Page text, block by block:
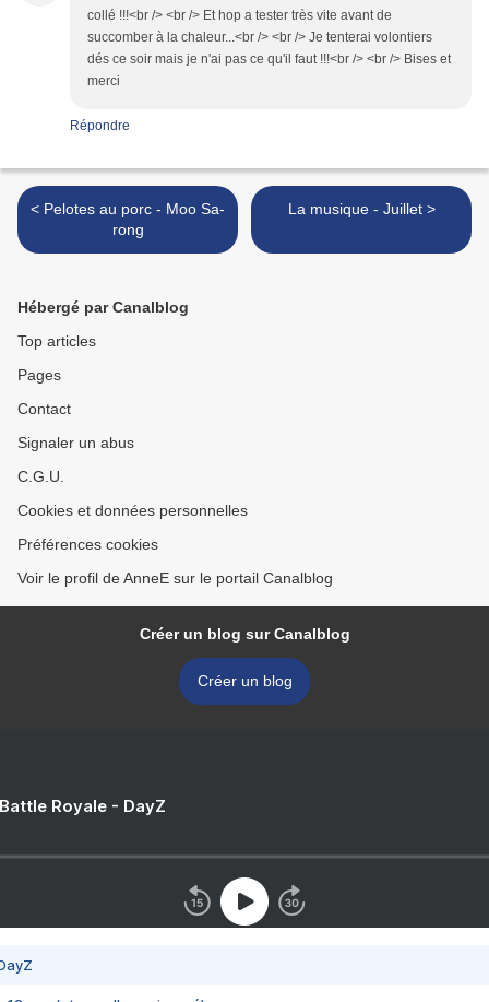
collé !!!<br /> <br /> Et hop a tester très vite avant de
succomber à la chaleur...<br /> <br /> Je tenterai volontiers
dés ce soir mais je n'ai pas ce qu'il faut !!!<br /> <br /> Bises et
merci
Répondre
< Pelotes au porc - Moo Sa-
rong
La musique - Juillet >
Hébergé par Canalblog
Top articles
Pages
Contact
Signaler un abus
C.G.U.
Cookies et données personnelles
Préférences cookies
Voir le profil de AnneE sur le portail Canalblog
Créer un blog sur Canalblog
Créer un blog
Royale - DayZ